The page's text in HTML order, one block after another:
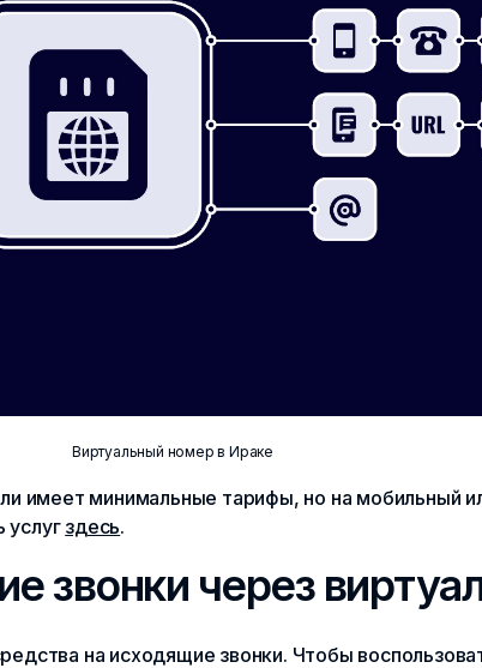
Виртуальный номер в Ираке
имеет минимальные тарифы, но на мобильный
услуг здесь.
звонки через
на исходящие звонки. Чтобы